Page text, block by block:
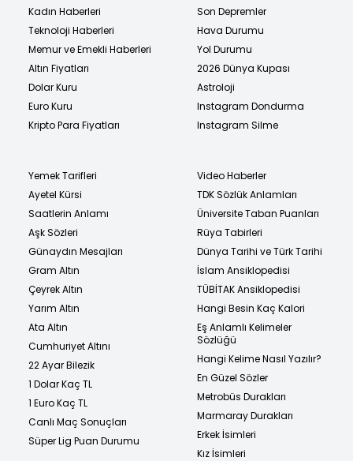
Kadın Haberleri
Teknoloji Haberleri
Memur ve Emekli Haberleri
Altın Fiyatları
Dolar Kuru
Euro Kuru
Kripto Para Fiyatları
Son Depremler
Hava Durumu
Yol Durumu
2026 Dünya Kupası
Astroloji
Instagram Dondurma
Instagram Silme
Yemek Tarifleri
Ayetel Kürsi
Saatlerin Anlamı
Aşk Sözleri
Günaydın Mesajları
Gram Altın
Çeyrek Altın
Yarım Altın
Ata Altın
Cumhuriyet Altını
22 Ayar Bilezik
1 Dolar Kaç TL
1 Euro Kaç TL
Canlı Maç Sonuçları
Süper Lig Puan Durumu
Video Haberler
TDK Sözlük Anlamları
Üniversite Taban Puanları
Rüya Tabirleri
Dünya Tarihi ve Türk Tarihi
İslam Ansiklopedisi
TÜBİTAK Ansiklopedisi
Hangi Besin Kaç Kalori
Eş Anlamlı Kelimeler
Sözlüğü
Hangi Kelime Nasıl Yazılır?
En Güzel Sözler
Metrobüs Durakları
Marmaray Durakları
Erkek İsimleri
Kız İsimleri